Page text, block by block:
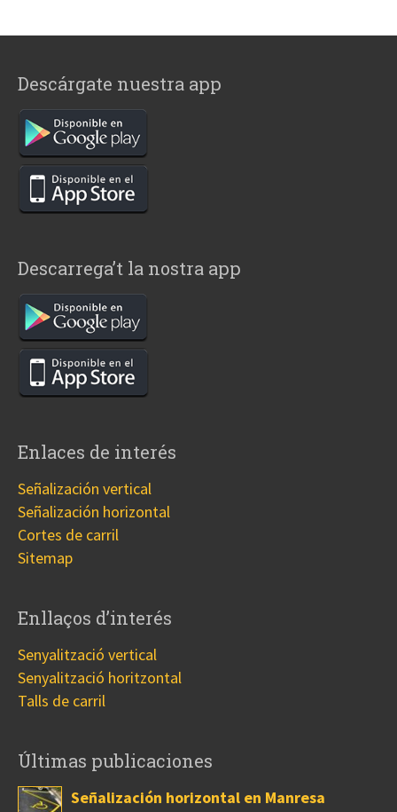
Descárgate nuestra app
Descarrega’t la nostra app
Enlaces de interés
Señalización vertical
Señalización horizontal
Cortes de carril
Sitemap
Enllaços d’interés
Senyalització vertical
Senyalització horitzontal
Talls de carril
Últimas publicaciones
Señalización horizontal en Manresa